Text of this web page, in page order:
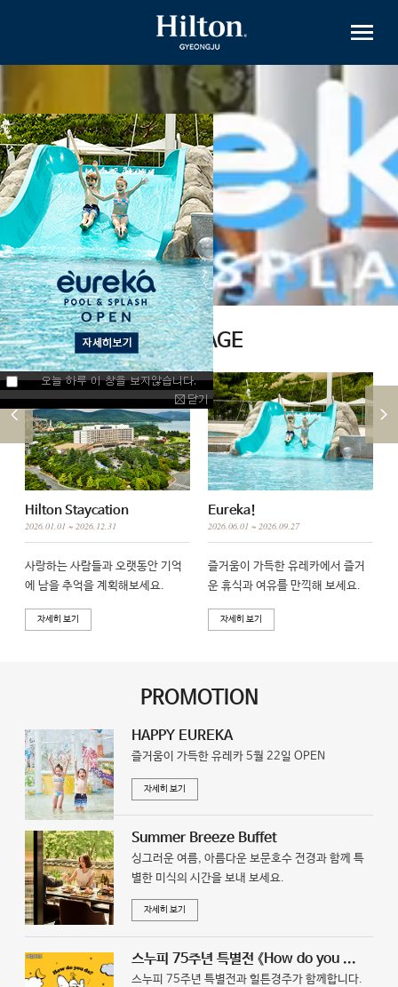
PACKAGE
Hilton Staycation
2026.01.01 ~ 2026.12.31
사랑하는 사람들과 오랫동안 기억
에 남을 추억을 계획해보세요.
자세히 보기
Eureka!
2026.06.01 ~ 2026.09.27
즐거움이 가득한 유레카에서 즐거
운 휴식과 여유를 만끽해 보세요.
자세히 보기
PROMOTION
HAPPY EUREKA
즐거움이 가득한 유레카 5월 22일 OPEN
자세히 보기
Summer Breeze Buffet
싱그러운 여름, 아름다운 보문호수 전경과 함께 특
별한 미식의 시간을 보내 보세요.
자세히 보기
스누피 75주년 특별전 《How do you ...
스누피 75주년 특별전과 힐튼경주가 함께합니다.